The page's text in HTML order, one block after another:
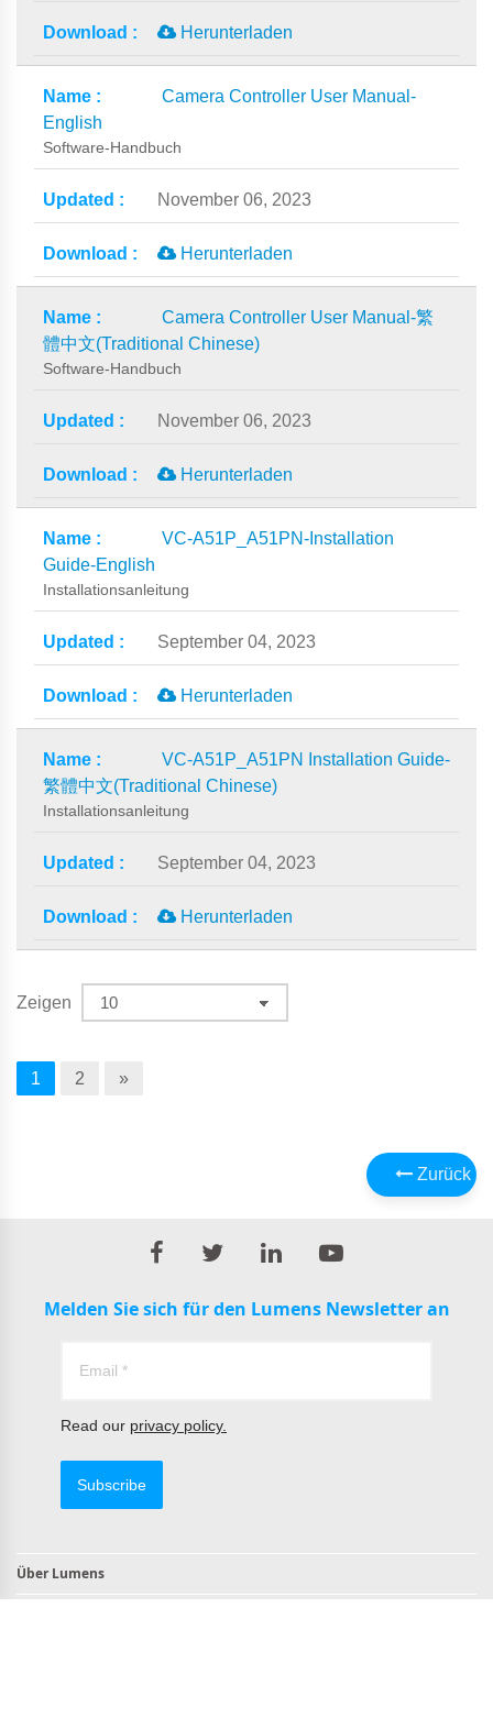
Herunterladen
Camera Controller User Manual-
English
Software-Handbuch
November 06, 2023
Herunterladen
Camera Controller User Manual-繁
體中文(Traditional Chinese)
Software-Handbuch
November 06, 2023
Herunterladen
VC-A51P_A51PN-Installation
Guide-English
Installationsanleitung
September 04, 2023
Herunterladen
VC-A51P_A51PN Installation Guide-
繁體中文(Traditional Chinese)
Installationsanleitung
September 04, 2023
Herunterladen
Zeigen
1 2 »
Zurück
Melden Sie sich für den Lumens Newsletter an
Read our privacy policy.
Subscribe
Über Lumens